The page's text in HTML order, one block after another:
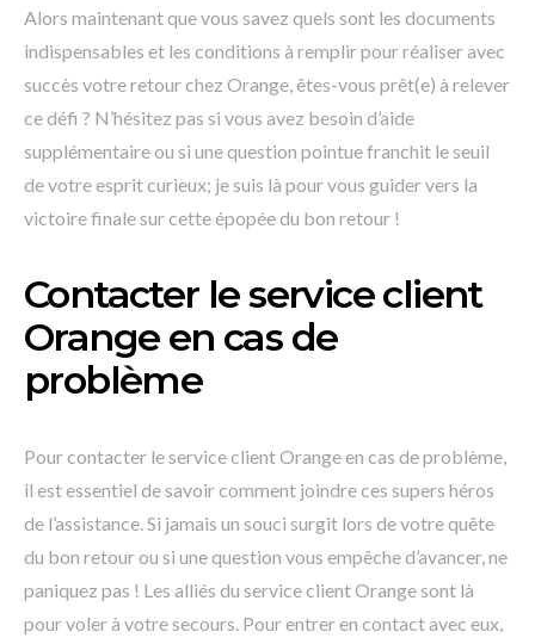
Alors maintenant que vous savez quels sont les documents
indispensables et les conditions à remplir pour réaliser avec
succès votre retour chez Orange, êtes-vous prêt(e) à relever
ce défi ? N’hésitez pas si vous avez besoin d’aide
supplémentaire ou si une question pointue franchit le seuil
de votre esprit curieux; je suis là pour vous guider vers la
victoire finale sur cette épopée du bon retour !
Contacter le service client
Orange en cas de
problème
Pour contacter le service client Orange en cas de problème,
il est essentiel de savoir comment joindre ces supers héros
de l’assistance. Si jamais un souci surgit lors de votre quête
du bon retour ou si une question vous empêche d’avancer, ne
paniquez pas ! Les alliés du service client Orange sont là
pour voler à votre secours. Pour entrer en contact avec eux,